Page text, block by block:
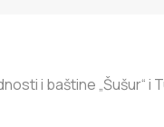
i baštine „Šušur“ i